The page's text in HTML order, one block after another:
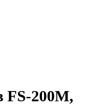
FS-200M,